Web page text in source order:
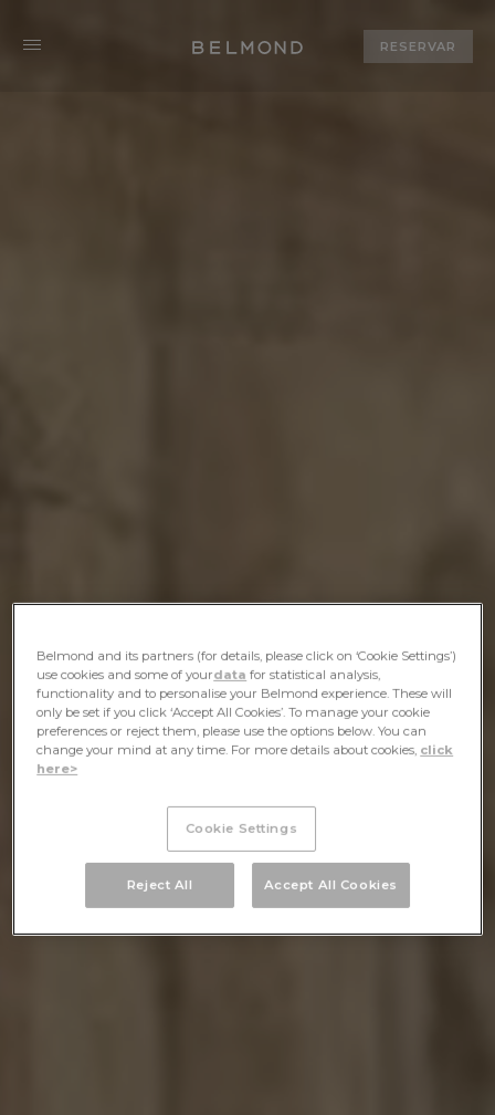
RESERVAR
Belmond and its partners (for details, please click on ‘Cookie Settings’)
use cookies and some of yourdata for statistical analysis,
functionality and to personalise your Belmond experience. These will
only be set if you click ‘Accept All Cookies’. To manage your cookie
preferences or reject them, please use the options below. You can
change your mind at any time. For more details about cookies, click
here>
Cookie Settings
Reject All Accept All Cookies